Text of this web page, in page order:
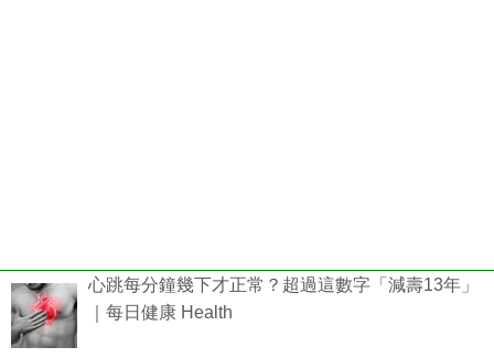
心跳每分鐘幾下才正常？超過這數字「減壽13年」
｜每日健康 Health